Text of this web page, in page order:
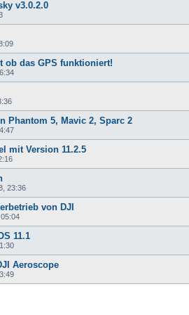
v3.0.2.0
ob das GPS funktioniert!
Phantom 5, Mavic 2, Sparc 2
mit Version 11.2.5
23:36
von DJI
11.1
Aeroscope